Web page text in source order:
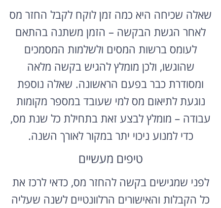
שאלה שכיחה היא כמה זמן לוקח לקבל החזר מס
לאחר הגשת הבקשה – הזמן משתנה בהתאם
לעומס ברשות המסים ולשלמות המסמכים
שהוגשו, ולכן מומלץ להגיש בקשה מלאה
ומסודרת כבר בפעם הראשונה. שאלה נוספת
נוגעת לתיאום מס למי שעובד במספר מקומות
עבודה – מומלץ לבצע זאת בתחילת כל שנת מס,
כדי למנוע ניכוי יתר במקור לאורך השנה.
טיפים מעשיים
לפני שמגישים בקשה להחזר מס, כדאי לרכז את
כל הקבלות והאישורים הרלוונטיים לשנה שעליה